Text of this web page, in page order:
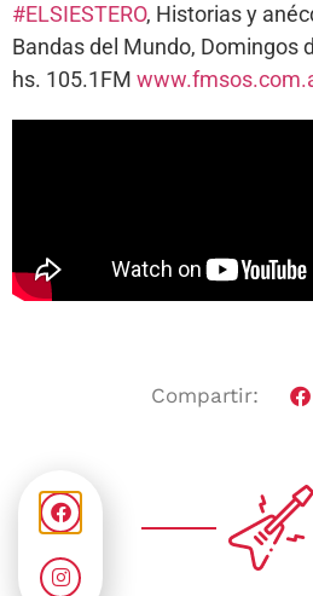
#ELSIESTERO, Historias y
Bandas del Mundo, Domingos
hs. 105.1FM
Compartir: